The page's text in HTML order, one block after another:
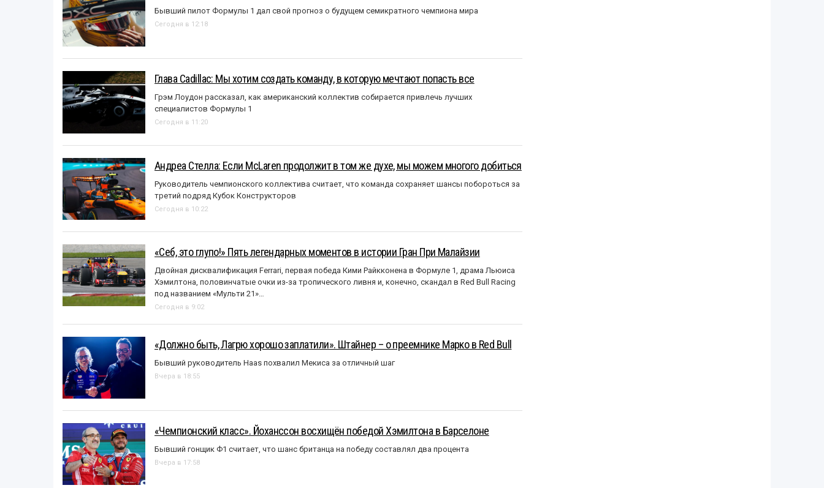
Бывший пилот Формулы 1 дал свой прогноз о будущем семикратного чемпиона мира
Сегодня в 12:18
Глава Cadillac: Мы хотим создать команду, в которую мечтают попасть все
Грэм Лоудон рассказал, как американский коллектив собирается привлечь лучших
специалистов Формулы 1
Сегодня в 11:20
Андреа Стелла: Если McLaren продолжит в том же духе, мы можем многого добиться
Руководитель чемпионского коллектива считает, что команда сохраняет шансы побороться за
третий подряд Кубок Конструкторов
Сегодня в 10:22
«Себ, это глупо!» Пять легендарных моментов в истории Гран При Малайзии
Двойная дисквалификация Ferrari, первая победа Кими Райкконена в Формуле 1, драма Льюиса
Хэмилтона, половинчатые очки из-за тропического ливня и, конечно, скандал в Red Bull Racing
под названием «Mульти 21»…
Сегодня в 9:02
«Должно быть, Лагрю хорошо заплатили». Штайнер – о преемнике Марко в Red Bull
Бывший руководитель Haas похвалил Мекиса за отличный шаг
Вчера в 18:55
«Чемпионский класс». Йоханссон восхищён победой Хэмилтона в Барселоне
Бывший гонщик Ф1 считает, что шанс британца на победу составлял два процента
Вчера в 17:58